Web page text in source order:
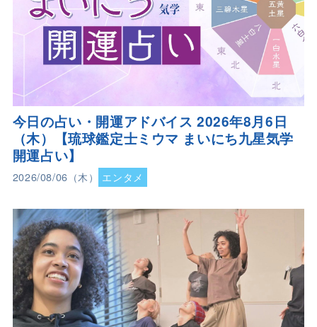
今日の占い・開運アドバイス 2026年8月6日
（木）【琉球鑑定士ミウマ まいにち九星気学
開運占い】
2026/08/06（木） エンタメ